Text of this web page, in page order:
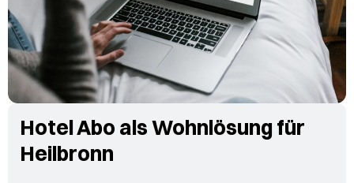
Hotel Abo als Wohnlösung für
Heilbronn